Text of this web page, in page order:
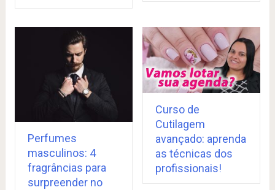
Perfumes
masculinos: 4
fragrâncias para
surpreender no
Curso de
Cutilagem
avançado: aprenda
as técnicas dos
profissionais!